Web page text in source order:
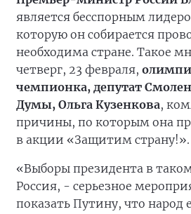
является бесспорным
которую он собирается
необходима стране. Такое
четверг, 23 февраля,
чемпионка, депутат
Думы, Ольга Кузенкова,
причины, по которым она
в акции «Защитим страну!».
«Выборы президента в
Россия, - серьезное
показать Путину, что народ